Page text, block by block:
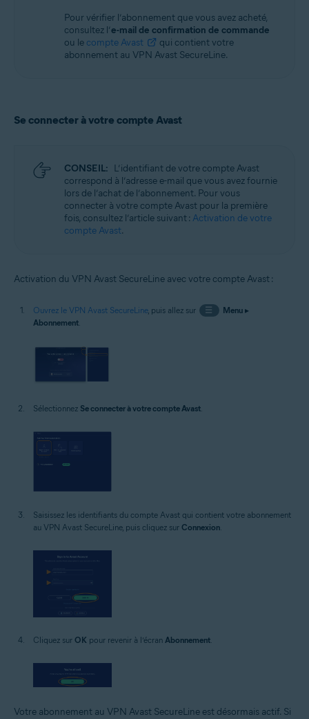
Pour vérifier l’abonnement que vous avez acheté,
consultez l’e-mail de confirmation de commande
ou le compte Avast
qui contient votre
abonnement au VPN Avast SecureLine.
Se connecter à votre compte Avast
CONSEIL: L’identifiant de votre compte Avast
correspond à l’adresse e-mail que vous avez fournie
lors de l’achat de l’abonnement. Pour vous
connecter à votre compte Avast pour la première
fois, consultez l’article suivant : Activation de votre
compte Avast.
Activation du VPN Avast SecureLine avec votre compte Avast :
Ouvrez le VPN Avast SecureLine, puis allez sur ☰ Menu▸
Abonnement.
Sélectionnez Se connecter à votre compte Avast.
Saisissez les identifiants du compte Avast qui contient votre abonnement
au VPN Avast SecureLine, puis cliquez sur Connexion
Cliquez sur OK pour revenir à l’écran Abonnement.
Votre abonnement au VPN Avast SecureLine est désormais actif. Si